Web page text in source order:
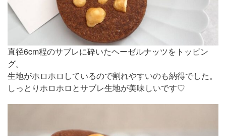
直径6cm程のサブレに砕いたヘーゼルナッツをトッピン
グ。
生地がホロホロしているので割れやすいのも納得でした。
しっとりホロホロとサブレ生地が美味しいです♡